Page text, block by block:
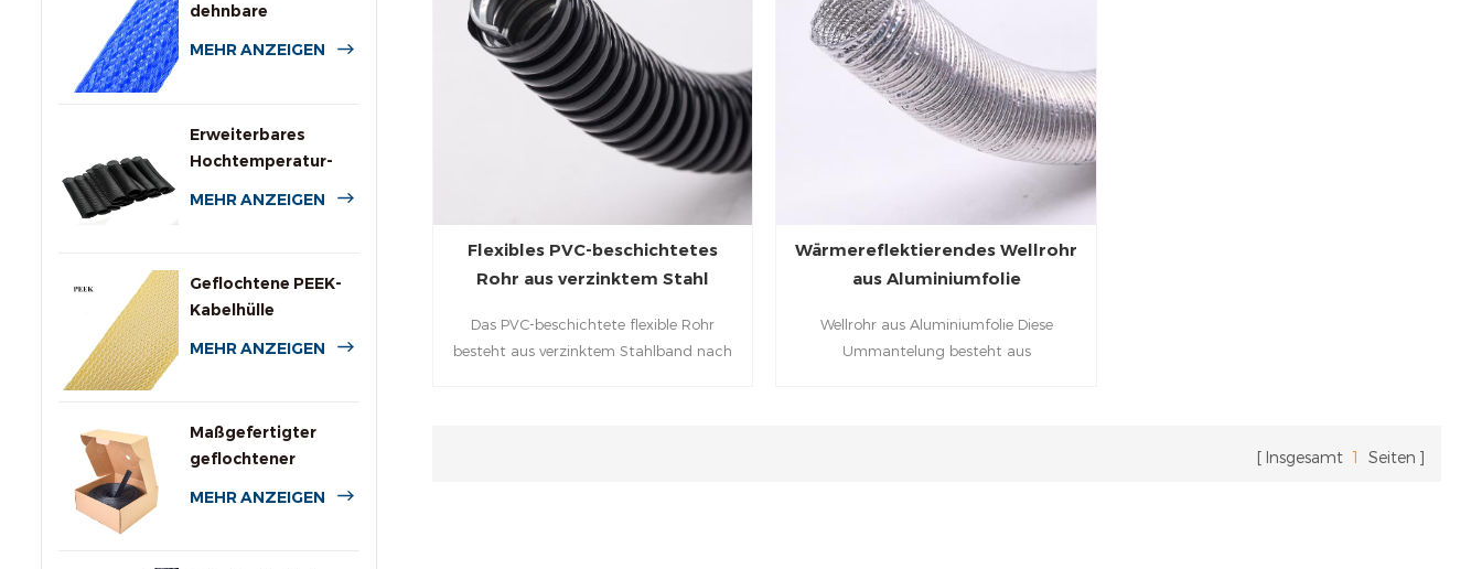
dehnbare
MEHR ANZEIGEN
Erweiterbares
Hochtemperatur-
MEHR ANZEIGEN
Geflochtene PEEK-
Kabelhülle
MEHR ANZEIGEN
Maßgefertigter
geflochtener
MEHR ANZEIGEN
Flexibles PVC-beschichtetes
Rohr aus verzinktem Stahl
Das PVC-beschichtete flexible Rohr
besteht aus verzinktem Stahlband nach
Wärmereflektierendes Wellrohr
aus Aluminiumfolie
Wellrohr aus Aluminiumfolie Diese
Ummantelung besteht aus
Insgesamt 1 Seiten